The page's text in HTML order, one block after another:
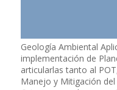
Geología Ambiental
implementación de
articularlas tanto al
Manejo y Mitigación